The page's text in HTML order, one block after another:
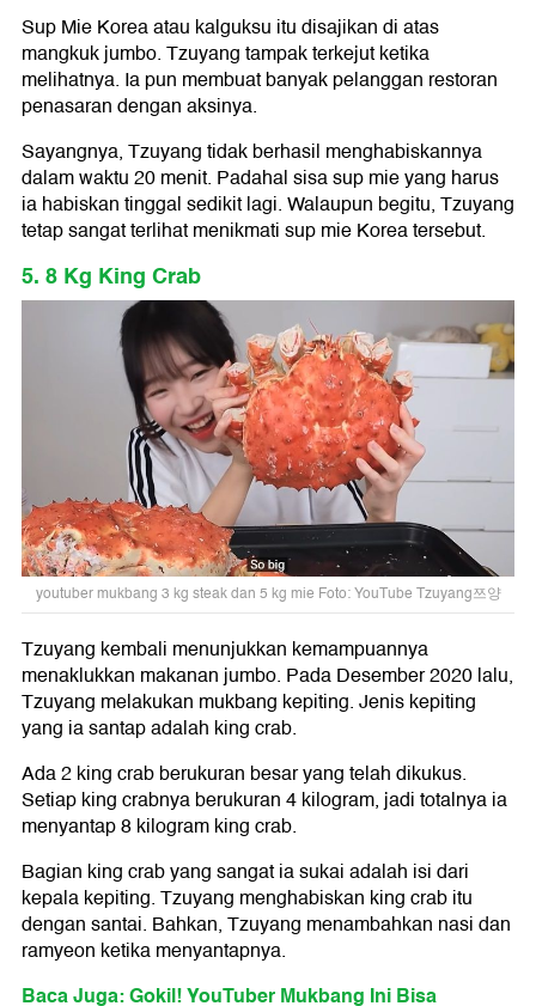
Sup Mie Korea atau kalguksu itu disajikan di atas
mangkuk jumbo. Tzuyang tampak terkejut ketika
melihatnya. Ia pun membuat banyak pelanggan restoran
penasaran dengan aksinya.
Sayangnya, Tzuyang tidak berhasil menghabiskannya
dalam waktu 20 menit. Padahal sisa sup mie yang harus
ia habiskan tinggal sedikit lagi. Walaupun begitu, Tzuyang
tetap sangat terlihat menikmati sup mie Korea tersebut.
5. 8 Kg King Crab
youtuber mukbang 3 kg steak dan 5 kg mie Foto: YouTube Tzuyang쯔양
Tzuyang kembali menunjukkan kemampuannya
menaklukkan makanan jumbo. Pada Desember 2020 lalu,
Tzuyang melakukan mukbang kepiting. Jenis kepiting
yang ia santap adalah king crab.
Ada 2 king crab berukuran besar yang telah dikukus.
Setiap king crabnya berukuran 4 kilogram, jadi totalnya ia
menyantap 8 kilogram king crab.
Bagian king crab yang sangat ia sukai adalah isi dari
kepala kepiting. Tzuyang menghabiskan king crab itu
dengan santai. Bahkan, Tzuyang menambahkan nasi dan
ramyeon ketika menyantapnya.
Baca Juga: Gokil! YouTuber Mukbang Ini Bisa